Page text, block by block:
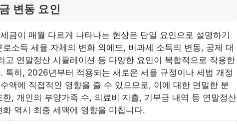
변동 요인
금이 매월 다르게 나타나는 현상은 단일 요인으로 설명하기
소득 세율 자체의 변화 외에도, 비과세 소득의 변동, 공제 대
고 연말정산 시뮬레이션 등 다양한 요인이 복합적으로 작용한
특히, 2026년부터 적용되는 새로운 세율 규정이나 세법 개정
액에 직접적인 영향을 줄 수 있으므로, 이에 대한 면밀한 분
한, 개인의 부양가족 수, 의료비 지출, 기부금 내역 등 연말정산
역시 최종 세액에 영향을 미칩니다.